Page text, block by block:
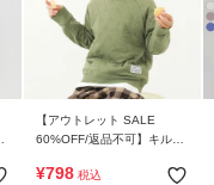
【アウトレット SALE
60%OFF/返品不可】キルテ
¥798 税込